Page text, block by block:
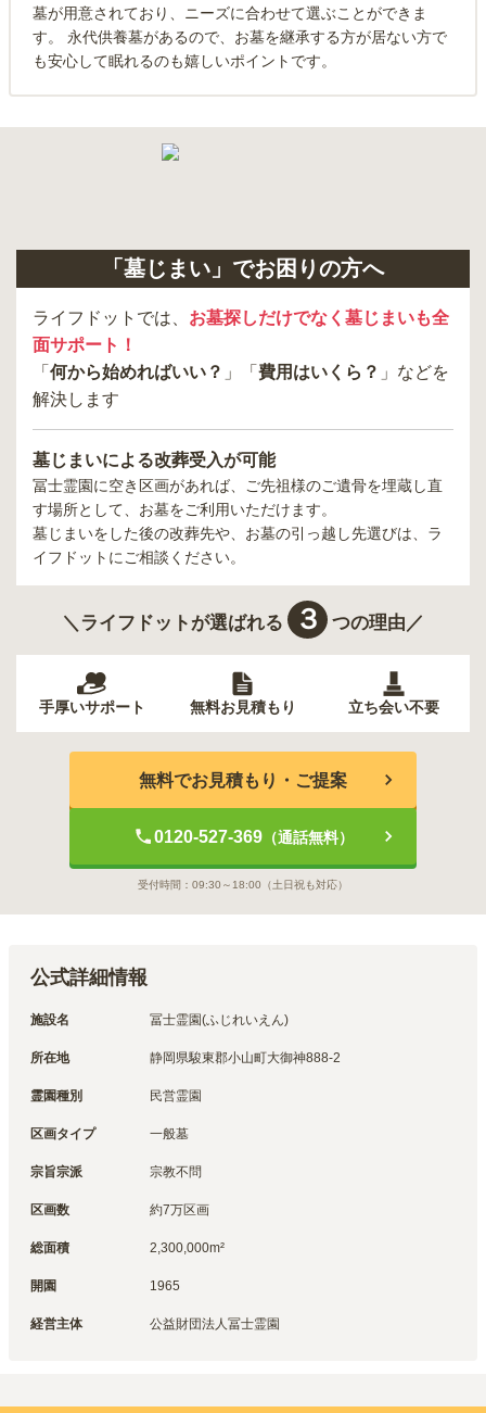
墓が用意されており、ニーズに合わせて選ぶことができま
す。 永代供養墓があるので、お墓を継承する方が居ない方で
も安心して眠れるのも嬉しいポイントです。
「墓じまい」でお困りの方へ
ライフドットでは、 お墓探しだけでなく墓じまいも全
面サポート！
「 何から始めればいい？ 」「 費用はいくら？ 」などを
解決します
墓じまいによる改葬受入が可能
冨士霊園に空き区画があれば、ご先祖様のご遺骨を埋蔵し直
す場所として、お墓をご利用いただけます。
墓じまいをした後の改葬先や、お墓の引っ越し先選びは、ラ
イフドットにご相談ください。
＼ライフドットが選ばれる ３ つの理由／
手厚いサポート 無料お見積もり 立ち会い不要
無料でお見積もり・ご提案
0120-527-369（通話無料）
受付時間： 09:30～18:00 （土日祝も対応）
公式詳細情報
施設名 冨士霊園(ふじれいえん)
所在地 静岡県駿東郡小山町大御神888-2
霊園種別 民営霊園
区画タイプ 一般墓
宗旨宗派 宗教不問
区画数 約7万区画
総面積 2,300,000m²
開園 1965
経営主体 公益財団法人冨士霊園